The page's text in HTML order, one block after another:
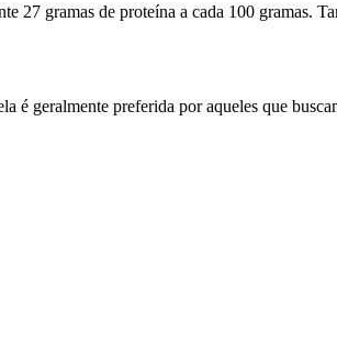
27 gramas de proteína a cada 100 gramas.
geralmente preferida por aqueles que